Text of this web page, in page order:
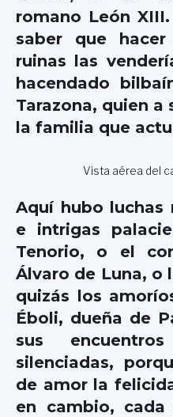
romano León
saber que
ruinas las
hacendado
Tarazona, quien a
la familia que
Vista aérea del
Aquí hubo luchas
e intrigas
Tenorio, o el
Álvaro de Luna, o
quizás los
Éboli, dueña de
sus
silenciadas,
de amor la
en cambio, cada